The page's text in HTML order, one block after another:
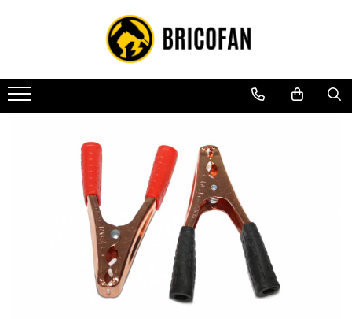
Toate Produsele
Vehicule electrice
Atv
Masini electrice
Piese de schimb vehicule electrice
Scutere electrice
Scutere pe benzina
Tricicluri cargo fara permis